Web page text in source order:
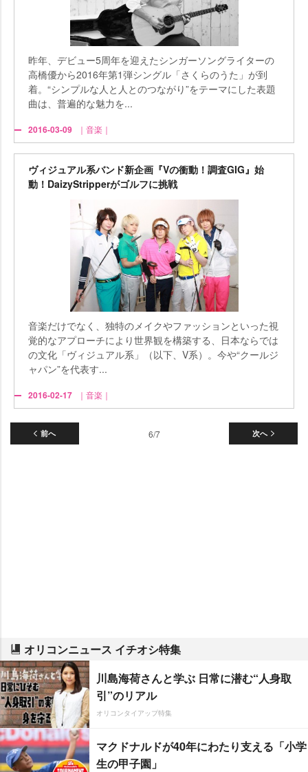
昨年、デビュー5周年を迎えたシンガーソングライターの
高橋優から2016年第1弾シングル「さくらのうた」が到
着。“シンプルな人と人とのつながり”をテーマにした表題
曲は、普遍的な魅力を...
2016-03-09 ｜音楽｜
ヴィジュアル系バンド新企画『Vの衝動！調査GIG』始
動！DaizyStripperがゴルフに挑戦
音楽だけでなく、独特のメイクやファッションといった視
覚的なアプローチにより世界観を構築する、日本ならでは
の文化「ヴィジュアル系」（以下、V系）。今や“クールジ
ャパン”を代表す...
2016-02-17 ｜音楽｜
前へ 次へ
6/7
オリコンニュース イチオシ特集
川島海荷さんと学ぶ 日常に潜む“人身取
引”のリアル
オリコンタイアップ特集
マクドナルドが40年にわたり支える「小学
生の甲子園」